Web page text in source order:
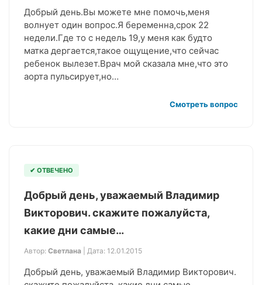
Добрый день.Вы можете мне помочь,меня
волнует один вопрос.Я беременна,срок 22
недели.Где то с недель 19,у меня как будто
матка дергается,такое ощущение,что сейчас
ребенок вылезет.Врач мой сказала мне,что это
аорта пульсирует,но…
Смотреть вопрос
✔ ОТВЕЧЕНО
Добрый день, уважаемый Владимир
Викторович. скажите пожалуйста,
какие дни самые…
Автор: Светлана | Дата: 12.01.2015
Добрый день, уважаемый Владимир Викторович.